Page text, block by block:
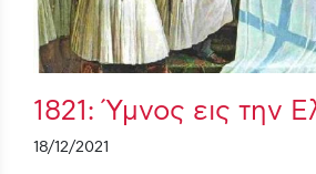
1821: Ύμνος εις την
18/12/2021